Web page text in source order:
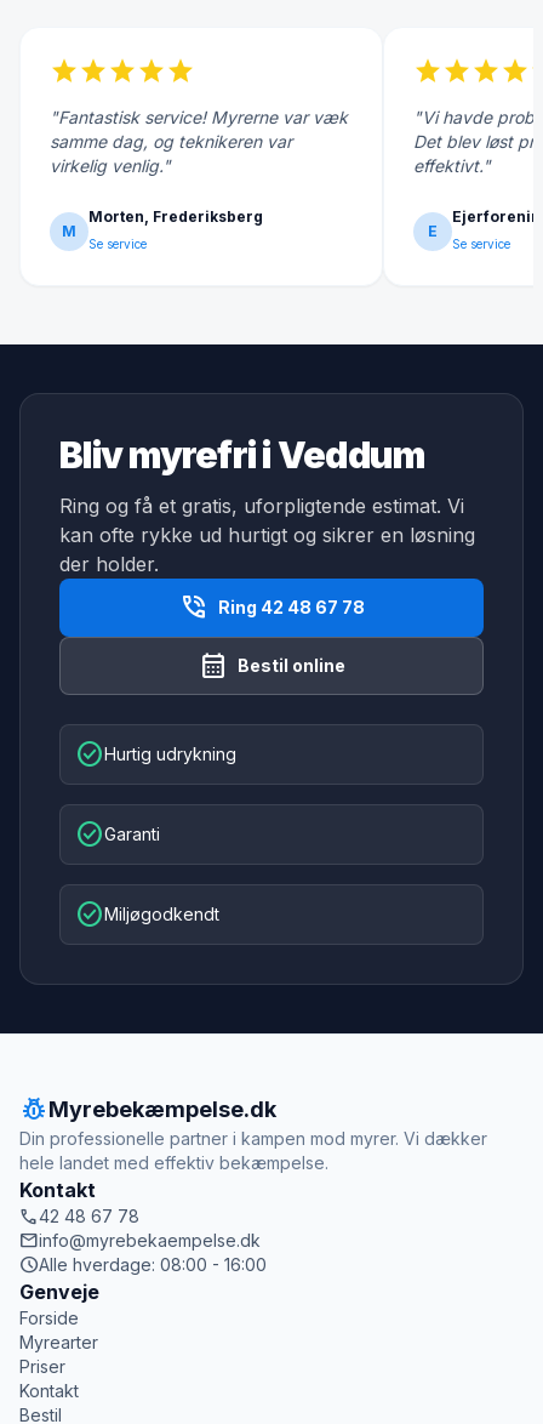
starstarstarstarstar
"Fantastisk service! Myrerne var væk
samme dag, og teknikeren var
virkelig venlig."
M
Morten, Frederiksberg
Se service
starstarstarstar
"Vi havde
Det blev løst
effektivt."
E
Se service
Bliv myrefri i Veddum
Ring og få et gratis, uforpligtende estimat. Vi
kan ofte rykke ud hurtigt og sikrer en løsning
der holder.
phone_in_talk Ring 42 48 67 78
calendar_month Bestil online
check_circleHurtig udrykning
check_circleGaranti
check_circleMiljøgodkendt
pest_controlMyrebekæmpelse.dk
Din professionelle partner i kampen mod myrer. Vi dækker
hele landet med effektiv bekæmpelse.
Kontakt
call42 48 67 78
mailinfo@myrebekaempelse.dk
scheduleAlle hverdage: 08:00 - 16:00
Genveje
Forside
Myrearter
Priser
Kontakt
Bestil